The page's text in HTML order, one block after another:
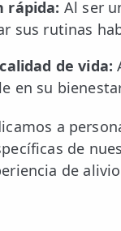
rápida: Al ser
sus rutinas
de vida:
en su
a
de
de